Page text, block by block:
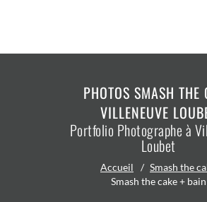
PHOTOS SMASH THE
VILLENEUVE
Portfolio Photographe à
Loubet
Accueil
Smash the
Smash the cake + bain